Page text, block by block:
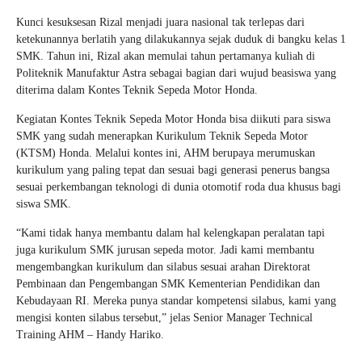
Kunci kesuksesan Rizal menjadi juara nasional tak terlepas dari
ketekunannya berlatih yang dilakukannya sejak duduk di bangku kelas 1
SMK. Tahun ini, Rizal akan memulai tahun pertamanya kuliah di
Politeknik Manufaktur Astra sebagai bagian dari wujud beasiswa yang
diterima dalam Kontes Teknik Sepeda Motor Honda.
Kegiatan Kontes Teknik Sepeda Motor Honda bisa diikuti para siswa
SMK yang sudah menerapkan Kurikulum Teknik Sepeda Motor
(KTSM) Honda. Melalui kontes ini, AHM berupaya merumuskan
kurikulum yang paling tepat dan sesuai bagi generasi penerus bangsa
sesuai perkembangan teknologi di dunia otomotif roda dua khusus bagi
siswa SMK.
“Kami tidak hanya membantu dalam hal kelengkapan peralatan tapi
juga kurikulum SMK jurusan sepeda motor. Jadi kami membantu
mengembangkan kurikulum dan silabus sesuai arahan Direktorat
Pembinaan dan Pengembangan SMK Kementerian Pendidikan dan
Kebudayaan RI. Mereka punya standar kompetensi silabus, kami yang
mengisi konten silabus tersebut,” jelas Senior Manager Technical
Training AHM – Handy Hariko.